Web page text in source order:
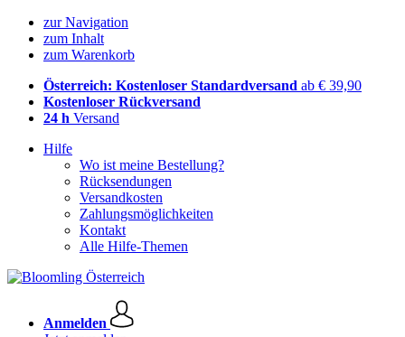
zur Navigation
zum Inhalt
zum Warenkorb
Österreich: Kostenloser Standardversand ab € 39,90
Kostenloser Rückversand
24 h Versand
Hilfe
Wo ist meine Bestellung?
Rücksendungen
Versandkosten
Zahlungsmöglichkeiten
Kontakt
Alle Hilfe-Themen
Anmelden